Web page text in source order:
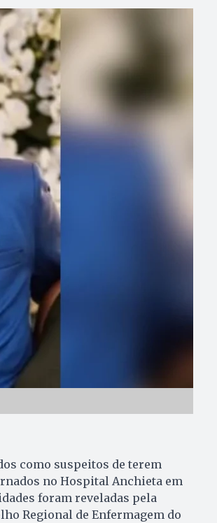
como suspeitos de terem
no Hospital Anchieta em
foram reveladas pela
Regional de Enfermagem do